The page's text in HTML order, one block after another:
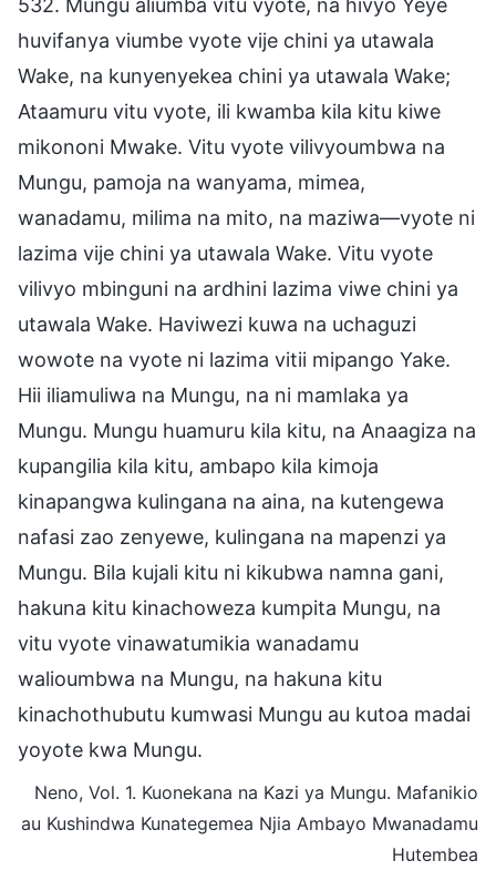
huvifanya viumbe vyote vije chini ya utawala
Wake, na kunyenyekea chini ya utawala Wake;
Ataamuru vitu vyote, ili kwamba kila kitu kiwe
mikononi Mwake. Vitu vyote vilivyoumbwa na
Mungu, pamoja na wanyama, mimea,
wanadamu, milima na mito, na maziwa—vyote ni
lazima vije chini ya utawala Wake. Vitu vyote
vilivyo mbinguni na ardhini lazima viwe chini ya
utawala Wake. Haviwezi kuwa na uchaguzi
wowote na vyote ni lazima vitii mipango Yake.
Hii iliamuliwa na Mungu, na ni mamlaka ya
Mungu. Mungu huamuru kila kitu, na Anaagiza na
kupangilia kila kitu, ambapo kila kimoja
kinapangwa kulingana na aina, na kutengewa
nafasi zao zenyewe, kulingana na mapenzi ya
Mungu. Bila kujali kitu ni kikubwa namna gani,
hakuna kitu kinachoweza kumpita Mungu, na
vitu vyote vinawatumikia wanadamu
walioumbwa na Mungu, na hakuna kitu
kinachothubutu kumwasi Mungu au kutoa madai
yoyote kwa Mungu.
Neno, Vol. 1. Kuonekana na Kazi ya Mungu. Mafanikio
au Kushindwa Kunategemea Njia Ambayo Mwanadamu
Hutembea